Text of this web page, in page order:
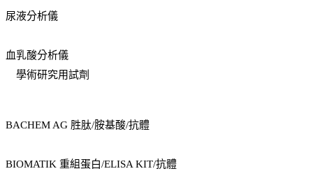
尿液分析儀
血乳酸分析儀
學術研究用試劑
BACHEM AG 胜肽/胺基酸/抗體
BIOMATIK 重組蛋白/ELISA KIT/抗體